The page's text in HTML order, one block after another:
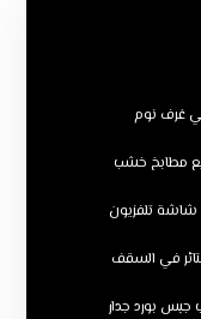
غرف نوم
مطابخ خشب
شاشة تلفزيون
في السقف
جبس بورد جدار